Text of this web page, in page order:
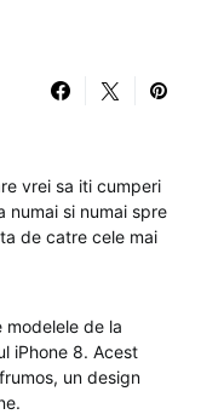
vrei sa iti cumperi
numai si numai spre
de catre cele mai
de la
iPhone 8. Acest
un design